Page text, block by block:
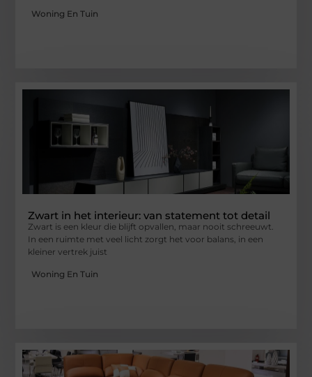
Woning En Tuin
Zwart in het interieur: van statement tot detail
Zwart is een kleur die blijft opvallen, maar nooit schreeuwt.
In een ruimte met veel licht zorgt het voor balans, in een
kleiner vertrek juist
Woning En Tuin